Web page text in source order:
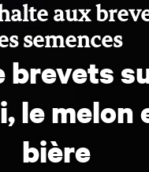
aux
semences
brevets
le melon
bière